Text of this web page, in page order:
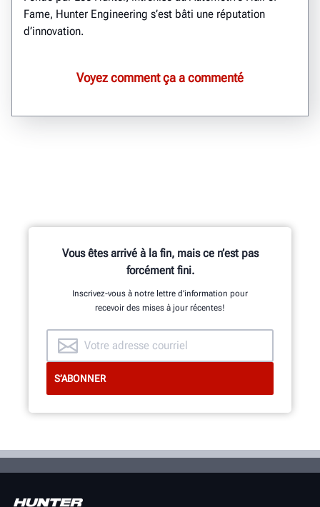
Fame, Hunter Engineering s’est bâti une réputation
d’innovation.
Voyez comment ça a commenté
Vous êtes arrivé à la fin, mais ce n’est pas
forcément fini.
Inscrivez-vous à notre lettre d’information pour
recevoir des mises à jour récentes!